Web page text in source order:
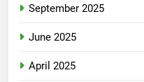
September 2025
June 2025
April 2025